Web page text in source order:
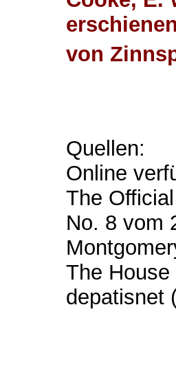
von
Quellen:
Online
The
No. 8 vom
The
depatisnet